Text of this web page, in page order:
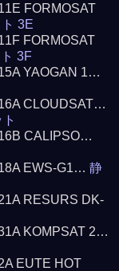
FORMOSAT
3E
FORMOSAT
3F
YAOGAN 1…
CLOUDSAT…
CALIPSO…
EWS-G1…静
RESURS DK-
KOMPSAT 2…
EUTE HOT